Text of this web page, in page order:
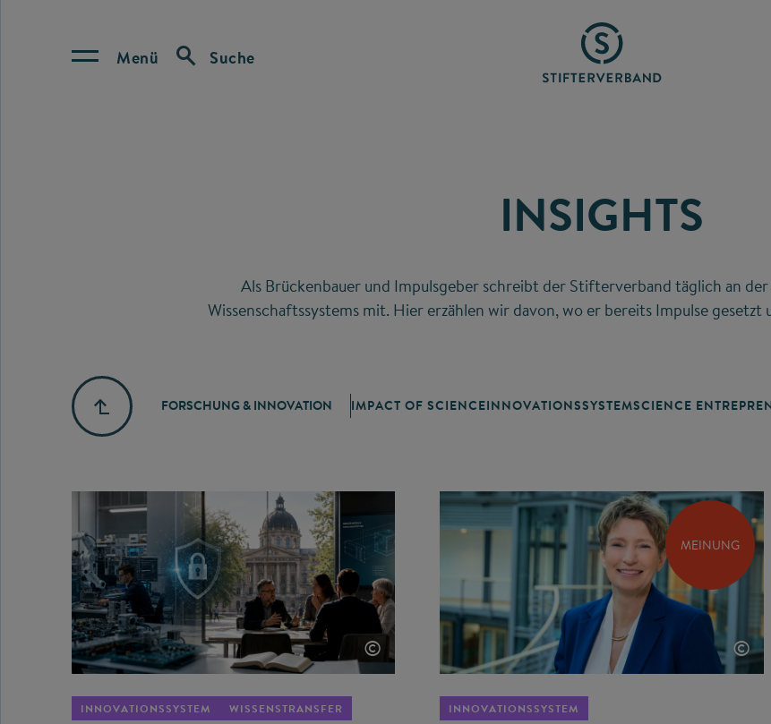
Menü Suche
INSIGHTS
Als Brückenbauer und Impulsgeber schreibt der Stifterverband täglich an
Wissenschaftssystems mit. Hier erzählen wir davon, wo er bereits Impulse
FORSCHUNG & INNOVATION IMPACT OF SCIENCEINNOVATIONSSYSTEMSCIENCE
©
INNOVATIONSSYSTEM WISSENSTRANSFER
MEINUNG
©
INNOVATIONSSYSTEM